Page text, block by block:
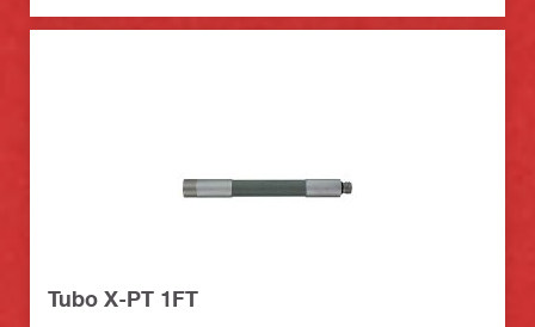
Tubo X-PT 1FT